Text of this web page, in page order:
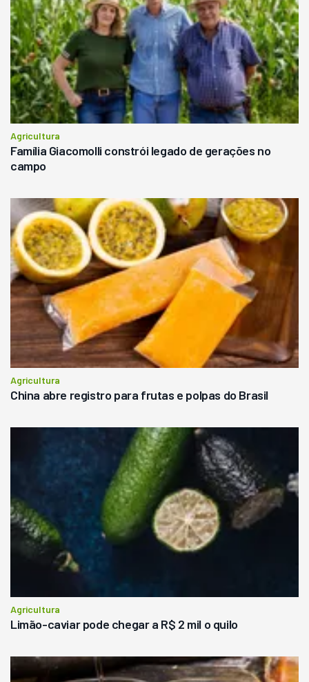
Agricultura
Família Giacomolli constrói legado de gerações no
campo
Agricultura
China abre registro para frutas e polpas do Brasil
Agricultura
Limão-caviar pode chegar a R$ 2 mil o quilo